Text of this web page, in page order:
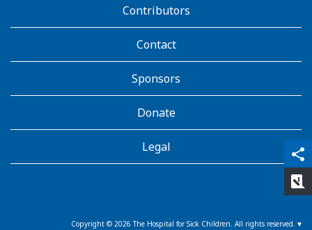
share
qr_code_scanner
content_copy
Contributors
Contact
Sponsors
Donate
Legal
Copyright © 2026 The Hospital for Sick Children. All rights reserved. ♥
rate_review